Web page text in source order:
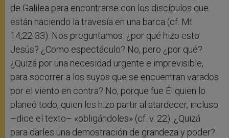
de Galilea para encontrarse con los discípulos que
están haciendo la travesía en una barca (cf. Mt
14,22-33). Nos preguntamos: ¿por qué hizo esto
Jesús? ¿Como espectáculo? No, pero ¿por qué?
¿Quizá por una necesidad urgente e imprevisible,
para socorrer a los suyos que se encuentran varados
por el viento en contra? No, porque fue Él quien lo
planeó todo, quien les hizo partir al atardecer, incluso
–dice el texto– «obligándoles» (cf. v. 22). ¿Quizá
para darles una demostración de grandeza y poder?